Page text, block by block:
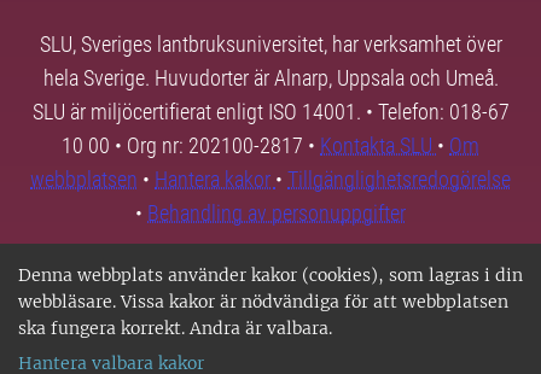
Denna webbplats använder kakor (cookies), som lagras i din
webbläsare. Vissa kakor är nödvändiga för att webbplatsen
ska fungera korrekt. Andra är valbara.
Hantera valbara kakor
SLU, Sveriges lantbruksuniversitet, har verksamhet över
hela Sverige. Huvudorter är Alnarp, Uppsala och Umeå.
SLU är miljöcertifierat enligt ISO 14001. • Telefon: 018-67
10 00 • Org nr: 202100-2817 • Kontakta SLU • Om
webbplatsen • Hantera kakor • Tillgänglighetsredogörelse
• Behandling av personuppgifter